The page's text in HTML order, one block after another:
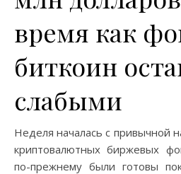
время как
биткоин
слабыми
Неделя началась с привычной
криптовалютных биржевых
по-прежнему были готовы